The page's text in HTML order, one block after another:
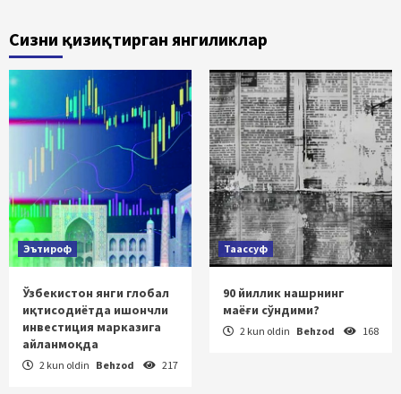
Сизни қизиқтирган янгиликлар
Эътироф
Ўзбекистон янги глобал
иқтисодиётда ишончли
инвестиция марказига
айланмоқда
2 kun oldin Behzod 217
Таассуф
90 йиллик нашрнинг
маёғи сўндими?
2 kun oldin Behzod 168